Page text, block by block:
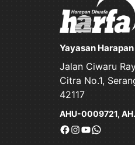
Yayasan
Jalan Ciwaru
Citra No.1,
42117
AHU-0009721,
Facebook
Instagram
YouTube